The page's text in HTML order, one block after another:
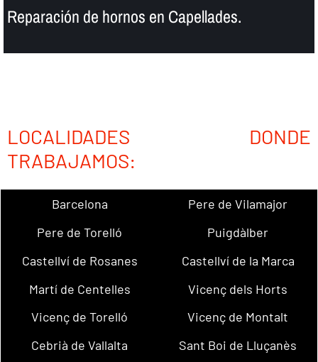
Reparación de hornos en Capellades.
LOCALIDADES DONDE
TRABAJAMOS:
Barcelona
Pere de Vilamajor
Pere de Torelló
Puigdàlber
Castellví de Rosanes
Castellví de la Marca
Martí de Centelles
Vicenç dels Horts
Vicenç de Torelló
Vicenç de Montalt
Cebrià de Vallalta
Sant Boi de Lluçanès